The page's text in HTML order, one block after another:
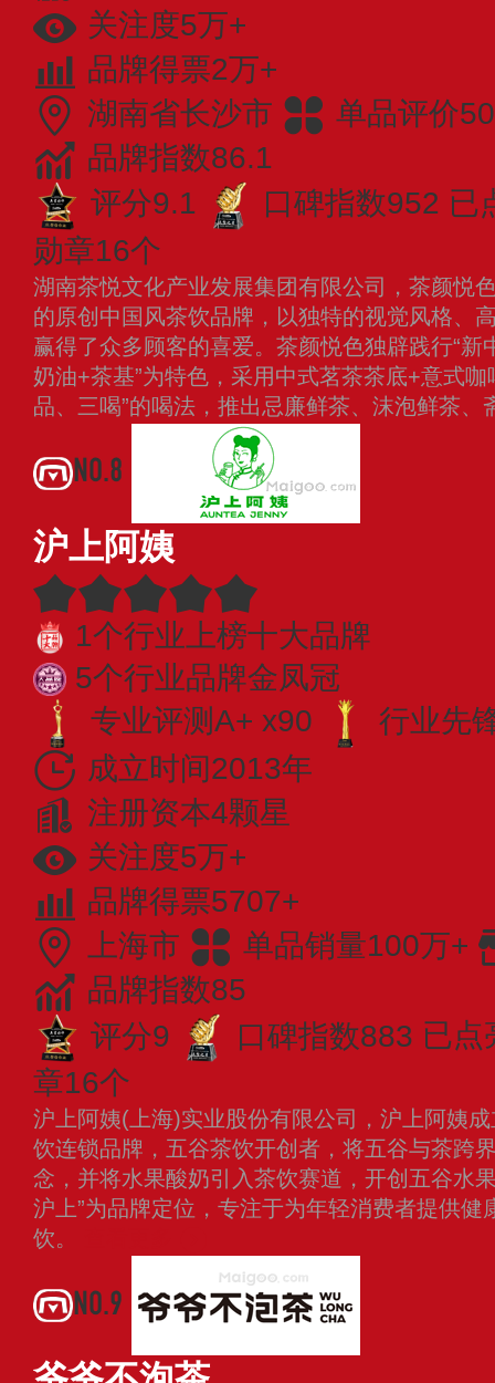
关注度5万+
品牌得票2万+
湖南省长沙市
单品评价
品牌指数86.1
评分9.1
口碑指数952 已
勋章16个
湖南茶悦文化产业发展集团有限公司，茶颜悦
的原创中国风茶饮品牌，以独特的视觉风格、
赢得了众多顾客的喜爱。茶颜悦色独辟践行“新
奶油+茶基”为特色，采用中式茗茶茶底+意式
品、三喝”的喝法，推出忌廉鲜茶、沫泡鲜茶
NO.8
沪上阿姨
1个行业上榜十大品牌
5个行业品牌金凤冠
专业评测A+ x90
行业先
成立时间2013年
注册资本4颗星
关注度5万+
品牌得票5707+
上海市
单品销量100万+
品牌指数85
评分9
口碑指数883 已点
章16个
沪上阿姨(上海)实业股份有限公司，沪上阿姨
饮连锁品牌，五谷茶饮开创者，将五谷与茶跨
念，并将水果酸奶引入茶饮赛道，开创五谷水
沪上”为品牌定位，专注于为年轻消费者提供
饮。
NO.9